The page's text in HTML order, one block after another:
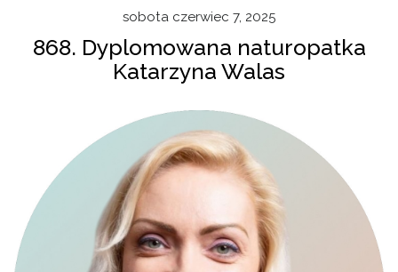
sobota czerwiec 7, 2025
868. Dyplomowana naturopatka
Katarzyna Walas